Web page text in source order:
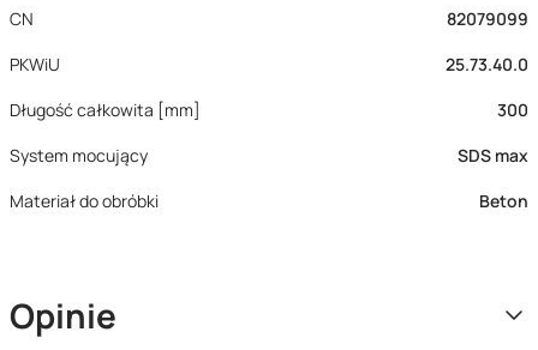
CN
82079099
PKWiU
25.73.40.0
Długość całkowita [mm]
300
System mocujący
SDS max
Materiał do obróbki
Beton
Opinie